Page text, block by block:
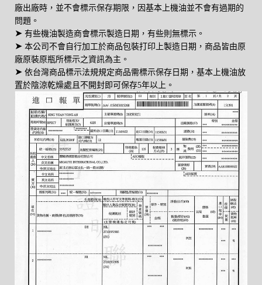
廠出廠時，並不會標示保存期限，因基本上機油並不會有過期的
問題。
➤ 有些機油製造商會標示製造日期，有些則無標示。
➤ 本公司不會自行加工於商品包裝打印上製造日期，商品皆由原
廠原裝原瓶所標示之資訊為主。
➤ 依台灣商品標示法規規定商品需標示保存日期，基本上機油放
置於陰涼乾燥處且不開封即可保存5年以上。